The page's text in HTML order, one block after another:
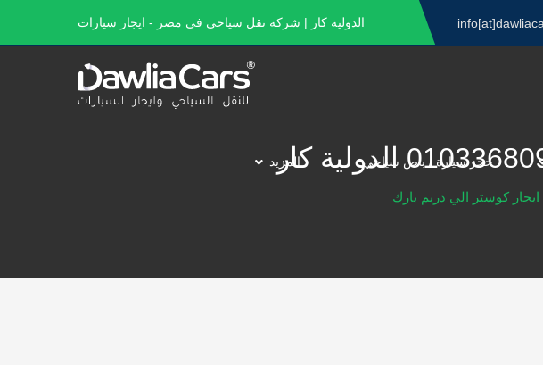
الدولية كار | شركة نقل سياحي في مصر - ايجار سيارات
حجز سيارة / باص سياحي المزيد
ايجار كوستر الي دريم بارك